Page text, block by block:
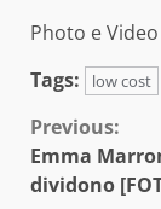
Photo e
Tags:
low cost
Continue
Reading
Previous:
Emma
dividono